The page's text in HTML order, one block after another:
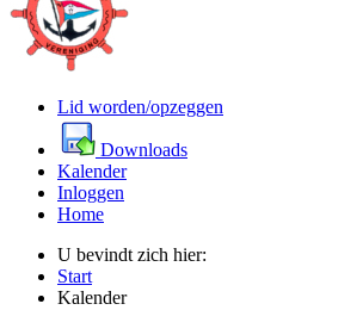
Lid worden/opzeggen
Downloads
Kalender
Inloggen
Home
U bevindt zich hier:
Start
Kalender